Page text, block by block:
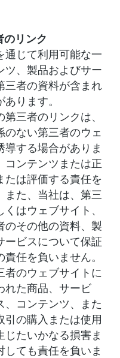
のリンク
通じて利用可能な一
ツ、製品およびサー
三者の資料が含まれ
ります。
三者のリンクは、
のない第三者のウェ
導する場合がありま
コンテンツまたは正
たは評価する責任を
また、当社は、第三
はウェブサイト、
のその他の資料、製
ービスについて保証
任を負いません。
者のウェブサイトに
れた商品、サービ
、コンテンツ、また
引の購入または使用
じたいかなる損害ま
しても責任を負いま